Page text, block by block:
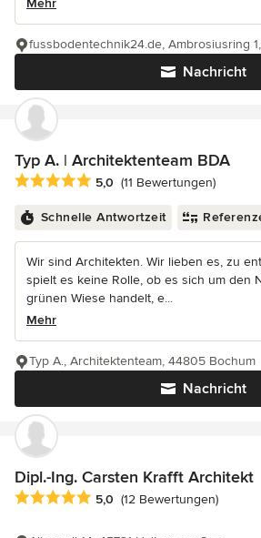
Nachricht
fussbodentechnik24.de, Ambrosiusring
Typ A. | Architektenteam BDA
Durchschnittliche Bewertung: 5 von 5
5,0 (11 Bewertungen)
Schnelle Antwortzeit
Wir sind Architekten. Wir lieben es, zu
spielt es keine Rolle, ob es sich um den
grünen Wiese handelt, e...
Mehr
Nachricht
Typ A., Architektenteam, 44805 Bochum
Dipl.-Ing. Carsten Krafft Architekt
Durchschnittliche Bewertung: 5 von 5
5,0 (12 Bewertungen)